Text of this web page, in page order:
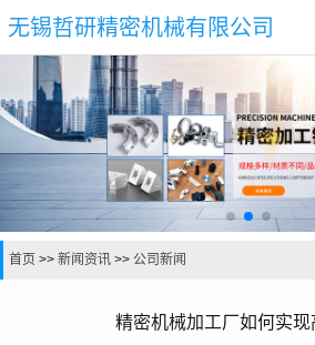
无锡哲研精密机械有限公司
首页 >> 新闻资讯 >> 公司新闻
精密机械加工厂如何实